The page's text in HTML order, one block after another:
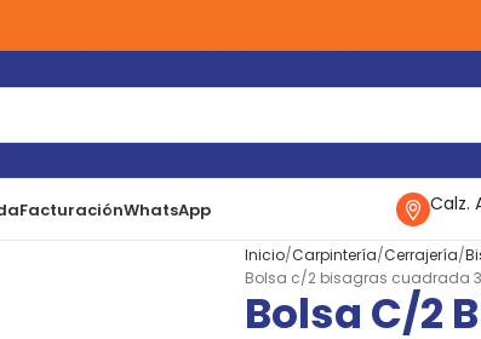
FacturaciónWhatsApp Calz.
Inicio Carpintería Cerrajería
Bolsa c/2 bisagras cuadrada
Bolsa C/2